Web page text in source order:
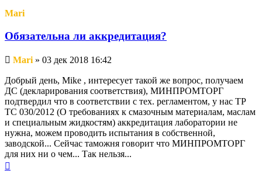
Mari
Обязательна ли аккредитация?
Непрочитанное
Mari» 03 дек 2018 16:42
Добрый день, Mike , интересует такой же вопрос, получаем
ДС (декларирования соответствия), МИНПРОМТОРГ
подтвердил что в соответствии с тех. регламентом, у нас ТР
ТС 030/2012 (О требованиях к смазочным материалам, маслам
и специальным жидкостям) аккредитация лаборатории не
нужна, можем проводить испытания в собственной,
заводской... Сейчас таможня говорит что МИНПРОМТОРГ
для них ни о чем... Так нельзя...